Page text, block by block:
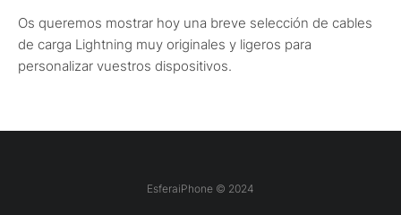
Os queremos mostrar hoy una breve selección de cables
de carga Lightning muy originales y ligeros para
personalizar vuestros dispositivos.
EsferaiPhone © 2024